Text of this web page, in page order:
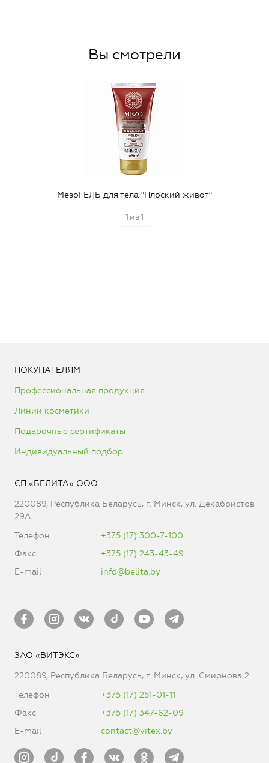
Вы смотрели
МезоГЕЛЬ для тела "Плоский живот"
1 из1
ПОКУПАТЕЛЯМ
Профессиональная продукция
Линии косметики
Подарочные сертификаты
Индивидуальный подбор
СП «БЕЛИТА» ООО
220089, Республика Беларусь, г. Минск, ул. Декабристов
29А
Телефон
+375 (17) 300-7-100
Факс
+375 (17) 243-43-49
E-mail
info@belita.by
ЗАО «ВИТЭКС»
220089, Республика Беларусь, г. Минск, ул. Смирнова 2
Телефон
+375 (17) 251-01-11
Факс
+375 (17) 347-62-09
E-mail
contact@vitex.by